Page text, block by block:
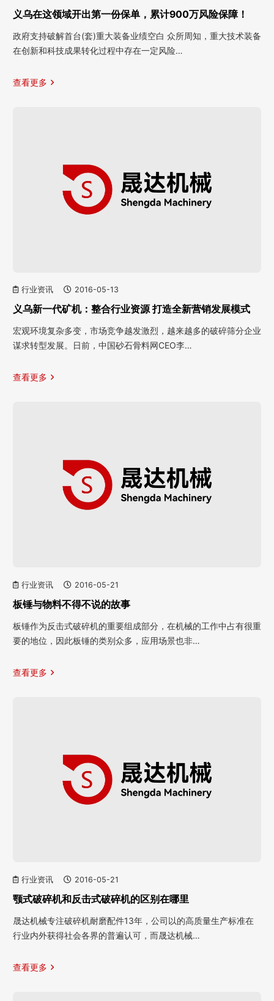
义乌在这领域开出第一份保单，累计900万风险保障！
政府支持破解首台(套)重大装备业绩空白 众所周知，重大技术装备
在创新和科技成果转化过程中存在一定风险…
查看更多
行业资讯 2016-05-13
义乌新一代矿机：整合行业资源 打造全新营销发展模式
宏观环境复杂多变，市场竞争越发激烈，越来越多的破碎筛分企业
谋求转型发展。日前，中国砂石骨料网CEO李…
查看更多
行业资讯 2016-05-21
板锤与物料不得不说的故事
板锤作为反击式破碎机的重要组成部分，在机械的工作中占有很重
要的地位，因此板锤的类别众多，应用场景也非…
查看更多
行业资讯 2016-05-21
颚式破碎机和反击式破碎机的区别在哪里
晟达机械专注破碎机耐磨配件13年，公司以的高质量生产标准在
行业内外获得社会各界的普遍认可，而晟达机械…
查看更多